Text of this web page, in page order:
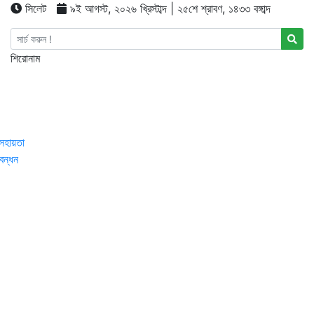
সিলেট ৯ই আগস্ট, ২০২৬ খ্রিস্টাব্দ | ২৫শে শ্রাবণ, ১৪৩৩ বঙ্গাব্দ
শিরোনাম